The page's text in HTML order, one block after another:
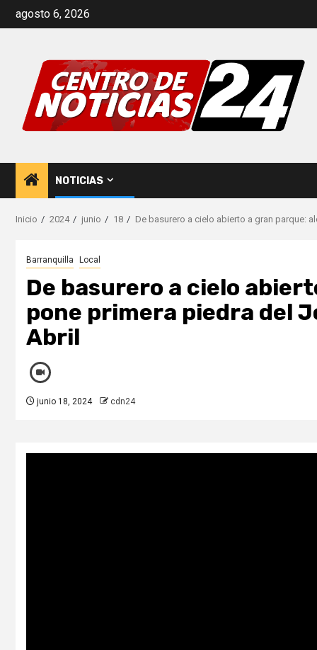
agosto 6, 2026
NOTICIAS
Inicio 2024 junio 18 De basurero a cielo abierto a gran parque:
Barranquilla Local
De basurero a cielo
pone primera piedra del
Abril
junio 18, 2024 cdn24